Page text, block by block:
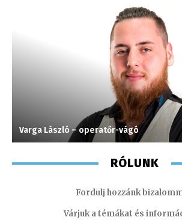
Varga László – operatőr-vágó
RÓLUNK
Fordulj hozzánk
Várjuk a témákat és